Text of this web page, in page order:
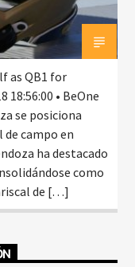
as QB1 for
18:56:00 • BeOne
se posiciona
campo en
ha destacado
como
de […]